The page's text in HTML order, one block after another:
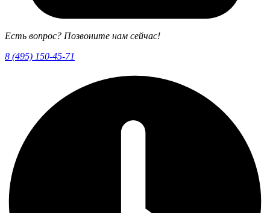
Есть вопрос? Позвоните нам сейчас!
8 (495) 150-45-71